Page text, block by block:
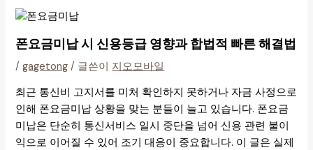
폰요금미납 시 신용등급 영향과 합법적 빠른 해결법
/gagetong / 글쓴이 지오모바일
최근 통신비 고지서를 미처 확인하지 못하거나 자금 사정으로
인해 폰요금미납 상황을 맞는 분들이 늘고 있습니다. 폰요금
미납은 단순히 통신서비스 일시 중단을 넘어 신용 관련 불이
익으로 이어질 수 있어 조기 대응이 중요합니다. 이 글은 실제